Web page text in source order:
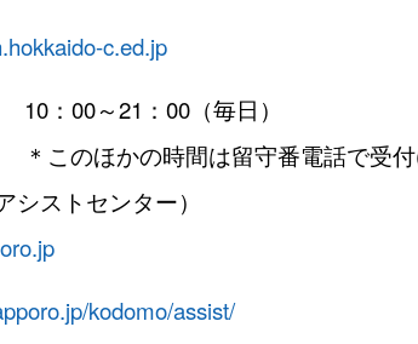
c.ed.jp
10：00～21：00（毎日）
＊このほかの時間は留守番電話で受
ストセンター）
kodomo/assist/